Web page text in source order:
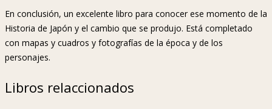
En conclusión, un excelente libro para conocer ese momento de la
Historia de Japón y el cambio que se produjo. Está completado
con mapas y cuadros y fotografías de la época y de los
personajes.
Libros relaccionados